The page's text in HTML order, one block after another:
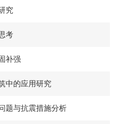
究
考
补强
中的应用研究
题与抗震措施分析